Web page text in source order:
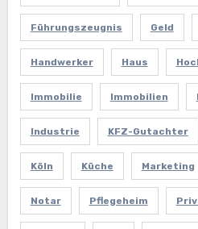
Führungszeugnis Geld
Handwerker Haus
Immobilie Immobilien
Industrie KFZ-Gutachter
Köln Küche Marketing
Notar Pflegeheim